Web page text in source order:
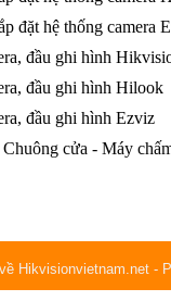
đặt hệ thống camera
đầu ghi hình
đầu ghi hình Hilook
đầu ghi hình Ezviz
cửa - Máy
Hikvisionvietnam.net -